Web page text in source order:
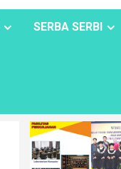
SERBA SERBI